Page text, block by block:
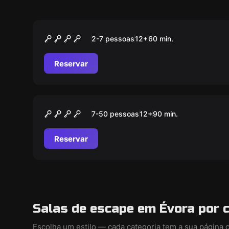
O Grimório Perdido
2-7 pessoas12+60 min.
Reservar
CAMINHO DOS BRAVOS
7-50 pessoas12+90 min.
Reservar
Salas de escape em Évora por
Escolha um estilo — cada categoria tem a sua página